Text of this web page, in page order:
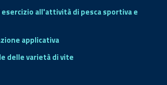
esercizio all'attività di pesca sportiva e
applicativa
delle varietà di vite